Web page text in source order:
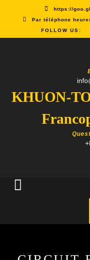
https://
Par téléphone
FOLLOW US:
KHUON-
Button